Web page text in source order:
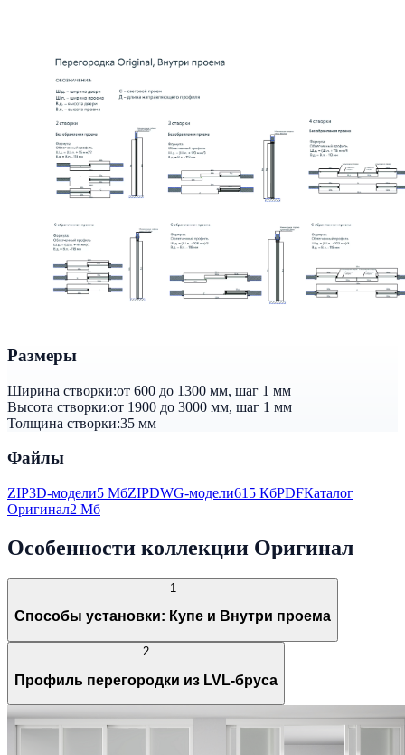
Размеры
Ширина створки:от 600 до 1300 мм, шаг 1 мм
Высота створки:от 1900 до 3000 мм, шаг 1 мм
Толщина створки:35 мм
Файлы
ZIP3D-модели5 МбZIPDWG-модели615 КбPDFКаталог
Оригинал2 Мб
Особенности коллекции Оригинал
1
Способы установки: Купе и Внутри проема
2
Профиль перегородки из LVL-бруса